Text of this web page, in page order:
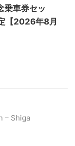
乗車券セッ
【2026年8月
– Shiga